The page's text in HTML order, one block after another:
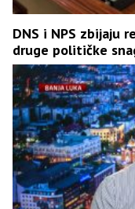
DNS i NPS zbijaju
druge političke